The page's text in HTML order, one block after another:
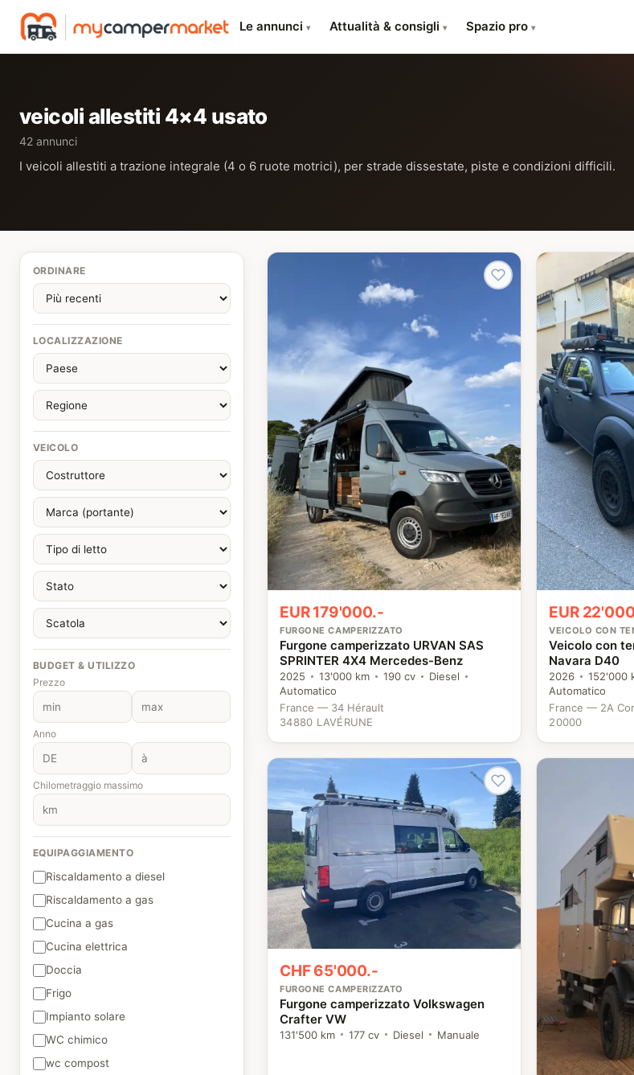
Le annunci ▾ Attualità & consigli ▾ Spazio pro ▾
veicoli allestiti 4×4 usato
42 annunci
I veicoli allestiti a trazione integrale (4 o 6 ruote motrici), per strade dissestate, piste e condizioni difficili.
ORDINARE
LOCALIZZAZIONE
VEICOLO
BUDGET & UTILIZZO
Prezzo
Anno
Chilometraggio massimo
EQUIPAGGIAMENTO
Riscaldamento a diesel
Riscaldamento a gas
Cucina a gas
Cucina elettrica
Doccia
Frigo
Impianto solare
WC chimico
wc compost
EUR 179'000.-
FURGONE CAMPERIZZATO
Furgone camperizzato URVAN SAS
SPRINTER 4X4 Mercedes-Benz
2025 13'000 km 190 cv
Diesel
Automatico
France — 34 Hérault
34880 LAVÉRUNE
EUR
VEICOLO CON
Veicolo con
Navara D40
2026 152'000
Automatico
France — 2A
20000
CHF 65'000.-
FURGONE CAMPERIZZATO
Furgone camperizzato Volkswagen
Crafter VW
131'500 km 177 cv Diesel Manuale